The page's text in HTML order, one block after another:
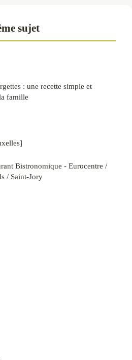
sujet
: une recette simple et
famille
Bistronomique - Eurocentre /
/ Saint-Jory